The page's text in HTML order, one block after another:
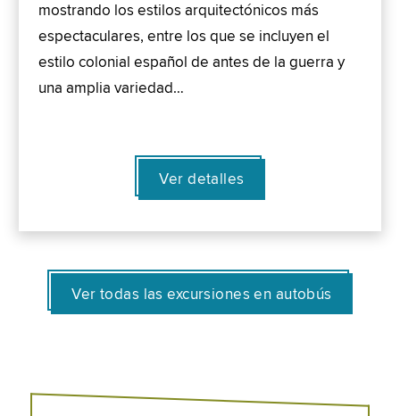
mostrando los estilos arquitectónicos más
espectaculares, entre los que se incluyen el
estilo colonial español de antes de la guerra y
una amplia variedad…
Ver detalles
Ver todas las excursiones en autobús